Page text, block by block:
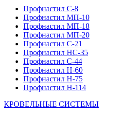
Профнастил С-8
Профнастил МП-10
Профнастил МП-18
Профнастил МП-20
Профнастил С-21
Профнастил НС-35
Профнастил С-44
Профнастил Н-60
Профнастил Н-75
Профнастил Н-114
КРОВЕЛЬНЫЕ СИСТЕМЫ